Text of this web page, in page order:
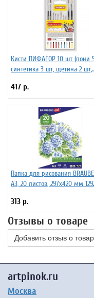
Кисти ПИФАГОР 10 шт (пони
синтетика 3 шт, щетина 2 шт,
417 р.
Папка для рисования
А3, 20 листов, 297х420 мм
313 р.
Отзывы о товаре
Добавить отзыв о
artpinok.ru
Москва